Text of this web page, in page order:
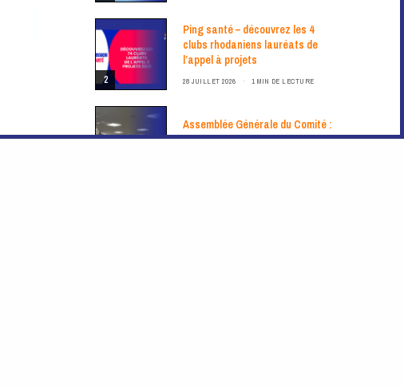
2
Ping santé – découvrez les 4
clubs rhodaniens lauréats de
l’appel à projets
28 JUILLET 2026 1 MIN DE LECTURE
Assemblée Générale du Comité :
mardi 22 septembre 2026 à 19h